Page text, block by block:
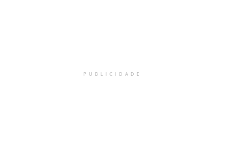
PUBLICIDADE